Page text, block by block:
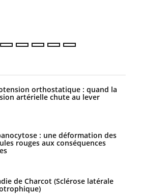
orthostatique : quand la
artérielle chute au lever
: une déformation des
rouges aux conséquences
de Charcot (Sclérose latérale